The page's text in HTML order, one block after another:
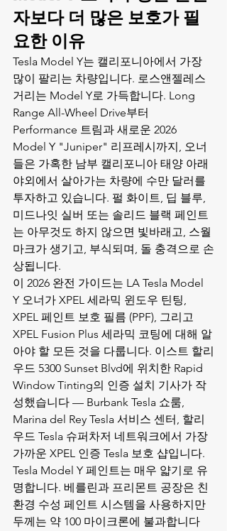
자보다 더 많은 보호가 필
요한 이유
Tesla Model Y는 캘리포니아에서 가장
많이 팔리는 차량입니다. 로스앤젤레스
거리는 Model Y로 가득합니다. Long
Range All-Wheel Drive부터
Performance 트림과 새로운 2026
Model Y "Juniper" 리프레시까지, 오너
들은 가혹한 남부 캘리포니아 태양 아래
야외에서 살아가는 차량에 수만 달러를
투자하고 있습니다. 펄 화이트, 딥 블루,
미드나잇 실버 또는 솔리드 블랙 페인트
는 아무것도 하지 않으면 빛바래고, 스월
마크가 생기고, 부식되며, 돌 충격으로 손
상됩니다.
이 2026 완전 가이드는 LA Tesla Model
Y 오너가 XPEL 세라믹 윈도우 틴팅,
XPEL 페인트 보호 필름 (PPF), 그리고
XPEL Fusion Plus 세라믹 코팅에 대해 알
아야 할 모든 것을 다룹니다. 이스트 할리
우드 5300 Sunset Blvd에 위치한 Rapid
Window Tinting의 인증 설치 기사가 작
성했습니다 — Burbank Tesla 쇼룸,
Marina del Rey Tesla 서비스 센터, 할리
우드 Tesla 슈퍼차저 네트워크에서 가장
가까운 XPEL 인증 Tesla 보호 샵입니다.
Tesla Model Y 페인트는 매우 얇기로 유
명합니다. 베를린과 프리몬트 공장은 친
환경 수성 페인트 시스템을 사용하지만
두께는 약 100 마이크론에 불과합니다